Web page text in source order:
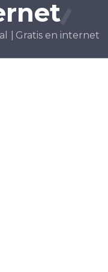
Gratis en internet